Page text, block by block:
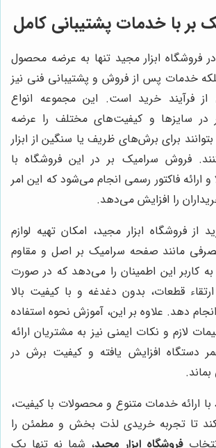
بر با خدمات پشتیبانی کامل
فروشگاه ابزار مجید تنها به عرضه محصول
خدمات پس از فروش و پشتیبانی فنی نیز
فرآیند خرید است. این مجموعه انواع
سایزها و کیفیت‌های مختلف را عرضه
برای برش‌های ظریف یا سنگین از ابزار
فروش سرامیک بر در این فروشگاه با
ارائه فاکتور رسمی انجام می‌شود که این امر
را افزایش می‌دهد.
از فروشگاه ابزار مجید، امکان تهیه لوازم
مانند صفحه سرامیک بر اصل و مقاوم
کاربر این اطمینان را می‌دهد که در صورت
قطعات، بدون دغدغه و با کیفیت بالا
دهد. علاوه بر این، آموزش نحوه استفاده
لازم و نکات ایمنی نیز به مشتریان ارائه
دستگاه افزایش یافته و کیفیت برش در
با ارائه خدمات متنوع و محصولات با کیفیت،
تا تجربه خریدی لذت بخش و مطمئن را
فروشگاه ابزار مجید، شما نه تنها یک